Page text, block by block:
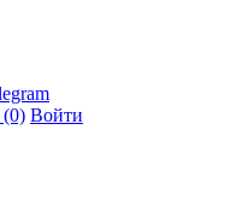
(0) Войти